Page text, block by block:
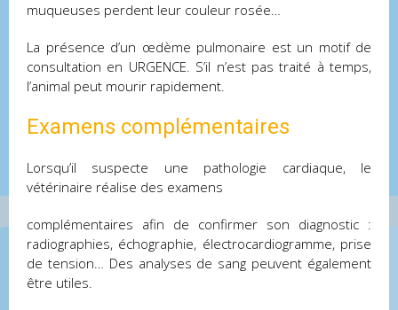
muqueuses perdent leur couleur rosée…
La présence d’un œdème pulmonaire est un motif de
consultation en URGENCE. S’il n’est pas traité à temps,
l’animal peut mourir rapidement.
Examens complémentaires
Lorsqu’il suspecte une pathologie cardiaque, le
vétérinaire réalise des examens
complémentaires afin de confirmer son diagnostic :
radiographies, échographie, électrocardiogramme, prise
de tension… Des analyses de sang peuvent également
être utiles.